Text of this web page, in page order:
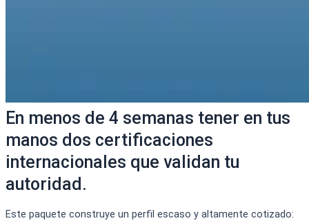
En menos de 4 semanas tener en tus
manos dos certificaciones
internacionales que validan tu
autoridad.
Este paquete construye un perfil escaso y altamente cotizado: